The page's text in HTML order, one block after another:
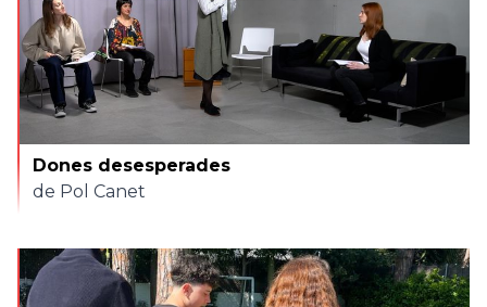
Dones desesperades
de Pol Canet